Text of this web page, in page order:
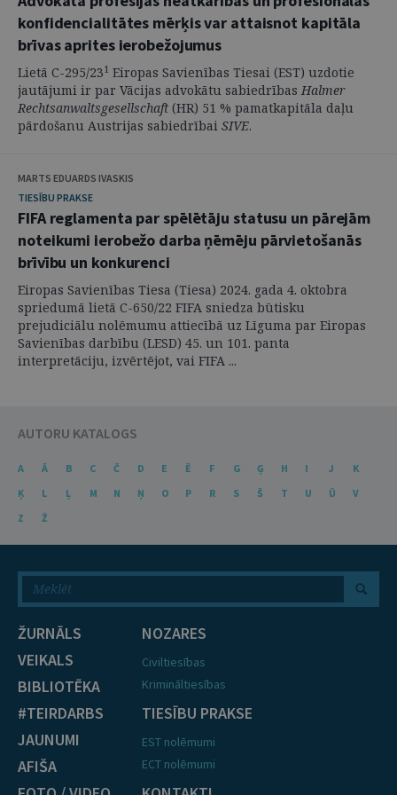
konfidencialitātes mērķis var attaisnot kapitāla
brīvas aprites ierobežojumus
Lietā C-295/231 Eiropas Savienības Tiesai (EST) uzdotie
jautājumi ir par Vācijas advokātu sabiedrības Halmer
Rechtsanwaltsgesellschaft (HR) 51 % pamatkapitāla daļu
pārdošanu Austrijas sabiedrībai SIVE.
MARTS EDUARDS IVASKIS
TIESĪBU PRAKSE
FIFA reglamenta par spēlētāju statusu un pārejām
noteikumi ierobežo darba ņēmēju pārvietošanās
brīvību un konkurenci
Eiropas Savienības Tiesa (Tiesa) 2024. gada 4. oktobra
spriedumā lietā C-650/22 FIFA sniedza būtisku
prejudiciālu nolēmumu attiecībā uz Līguma par Eiropas
Savienības darbību (LESD) 45. un 101. panta
interpretāciju, izvērtējot, vai FIFA ...
AUTORU KATALOGS
A Ā B C Č D E Ē F G Ģ H I J
K
Ķ
L Ļ M N Ņ O P R S Š T U Ū
V
Z
Ž
ŽURNĀLS
VEIKALS
BIBLIOTĒKA
#TEIRDARBS
JAUNUMI
AFIŠA
NOZARES
Civiltiesības
Krimināltiesības
TIESĪBU PRAKSE
EST nolēmumi
ECT nolēmumi